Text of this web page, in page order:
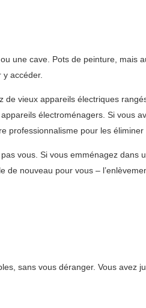
une cave. Pots de peinture, mais
y accéder.
vieux appareils électriques
électroménagers. Si vous
professionnalisme pour les
vous. Si vous emménagez
nouveau pour vous –
sans vous déranger. Vous avez